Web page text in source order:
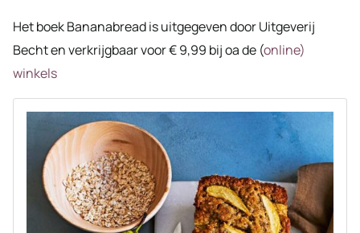
Het boek Bananabread is uitgegeven door Uitgeverij
Becht en verkrijgbaar voor € 9,99 bij oa de (online)
winkels